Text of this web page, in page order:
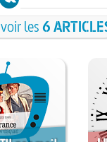
voir les6